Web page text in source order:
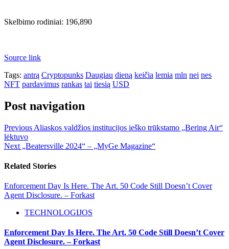
Skelbimo rodiniai: 196,890
Source link
Tags: antrą Cryptopunks Daugiau dieną keičia lemia mln nei nes
NFT pardavimus rankas tai tiesią USD
Post navigation
Previous Aliaskos valdžios institucijos ieško trūkstamo „Bering Air“
lėktuvo
Next „Beatersville 2024“ – „MyGe Magazine“
Related Stories
Enforcement Day Is Here. The Art. 50 Code Still Doesn’t Cover
Agent Disclosure. – Forkast
TECHNOLOGIJOS
Enforcement Day Is Here. The Art. 50 Code Still Doesn’t Cover
Agent Disclosure. – Forkast